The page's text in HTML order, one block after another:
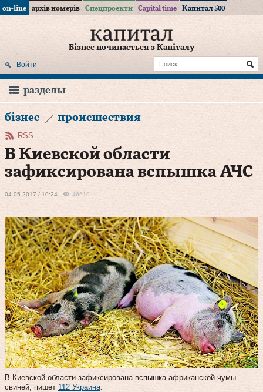
on-line архів номерів Спецпроекти Capital time Капитал 500
Бізнес починається з Капіталу
Войти
разделы
бізнес происшествия
RSS
В Киевской области
зафиксирована вспышка АЧС
04.05.2017 / 10:24 46619
В Киевской области зафиксирована вспышка африканской чумы
свиней, пишет 112 Украина